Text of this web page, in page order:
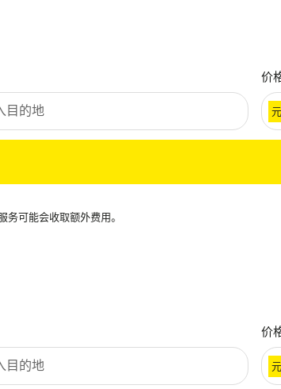
价
元
可能会收取额外费用。
价
元